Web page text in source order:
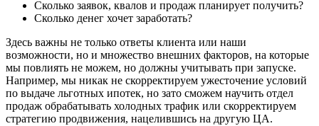
Сколько заявок, квалов и продаж планирует получить?
Сколько денег хочет заработать?
Здесь важны не только ответы клиента или наши
возможности, но и множество внешних факторов, на которые
мы повлиять не можем, но должны учитывать при запуске.
Например, мы никак не скорректируем ужесточение условий
по выдаче льготных ипотек, но зато сможем научить отдел
продаж обрабатывать холодных трафик или скорректируем
стратегию продвижения, нацелившись на другую ЦА.